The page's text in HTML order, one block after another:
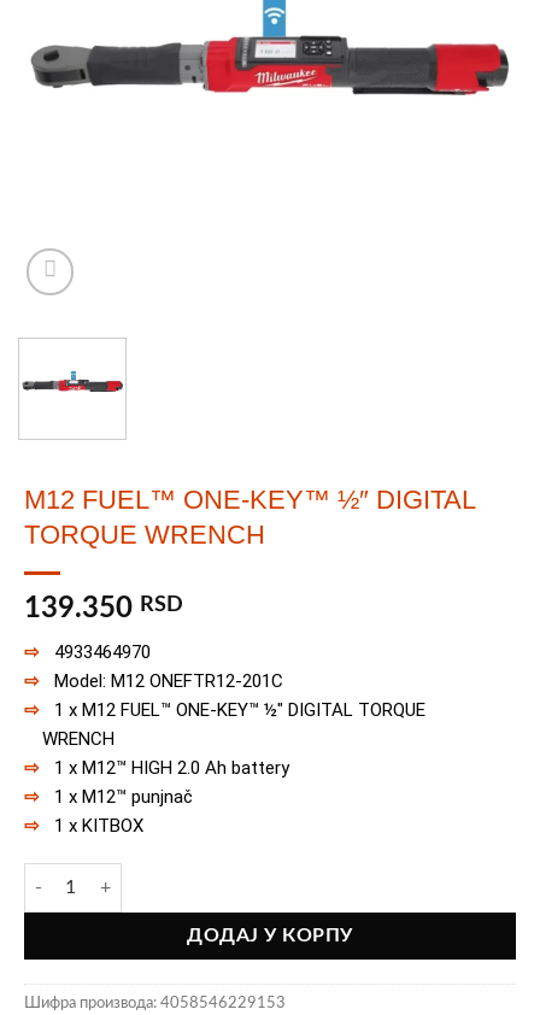
M12 FUEL™ ONE-KEY™ ½″ DIGITAL
TORQUE WRENCH
139.350 RSD
4933464970
Model: M12 ONEFTR12-201C
1 x M12 FUEL™ ONE-KEY™ ½″ DIGITAL TORQUE
WRENCH
1 x M12™ HIGH 2.0 Ah battery
1 x M12™ punjnač
1 x KITBOX
M12 FUEL™ ONE-KEY™ ½″ DIGITAL TORQUE WRENCH количина
ДОДАЈ У КОРПУ
Шифра производа: 4058546229153